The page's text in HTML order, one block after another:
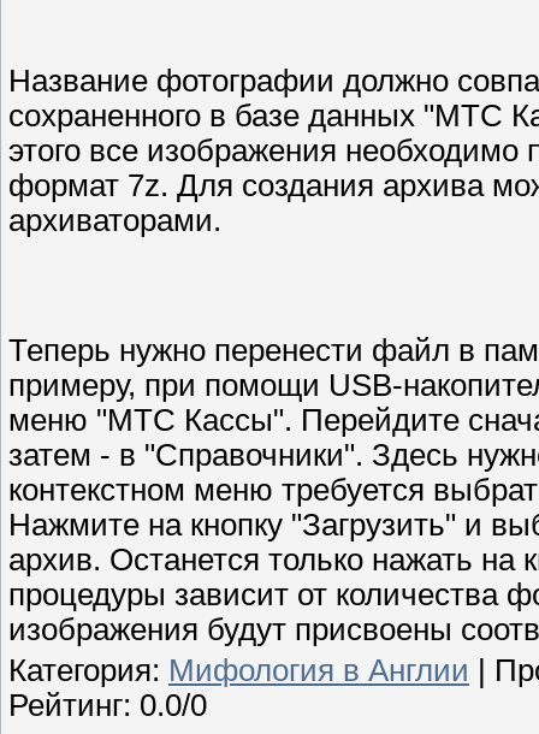
Название фотографии должно
сохраненного в базе данных "МТС
этого все изображения
формат 7z. Для создания архива
архиваторами.
Теперь нужно перенести файл в
примеру, при помощи USB-
меню "МТС Кассы". Перейдите
затем - в "Справочники". Здесь
контекстном меню требуется
Нажмите на кнопку "Загрузить" и
архив. Останется только нажать
процедуры зависит от количества
изображения будут присвоены
Категория: Мифология в Англии
Рейтинг: 0.0/0